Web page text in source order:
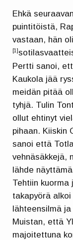
Ehkä
puintitöistä,
vastaan, hän
[1]
Pertti sanoi,
Kaukola jää
meidän pitää
tyhjä. Tulin
ollut ehtinyt
pihaan. Kiiskin
sanoi että
vehnäsäkkejä,
lähde
Tehtiin
takapyörä
lähteensilmä
Muistan, että
majoitettuna